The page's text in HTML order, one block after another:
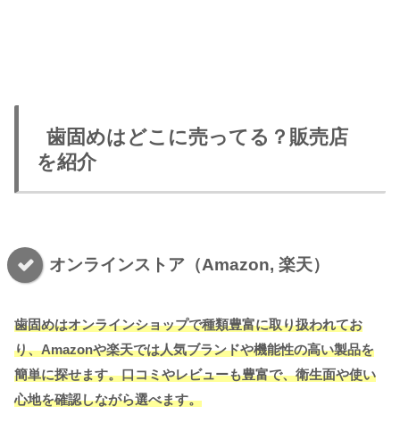
歯固めはどこに売ってる？販売店
を紹介
オンラインストア（Amazon, 楽天）
歯固めはオンラインショップで種類豊富に取り扱われてお
り、Amazonや楽天では人気ブランドや機能性の高い製品を
簡単に探せます。口コミやレビューも豊富で、衛生面や使い
心地を確認しながら選べます。